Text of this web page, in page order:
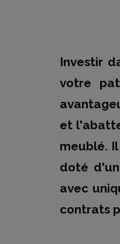
Investir
votre
et
meublé.
doté
avec
contrats